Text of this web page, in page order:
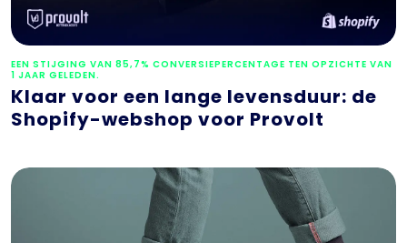
EEN STIJGING VAN 85,7% CONVERSIEPERCENTAGE TEN OPZICHTE VAN
1 JAAR GELEDEN.
Klaar voor een lange levensduur: de
Shopify-webshop voor Provolt